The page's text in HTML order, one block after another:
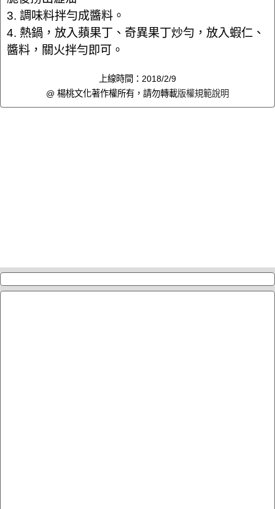
3. 調味料拌勻成醬料。
4. 熱鍋，放入蘋果丁、奇異果丁炒勻，放入蝦仁、
醬料，關火拌勻即可。
上線時間：2018/2/9
@ 楊桃文化著作權所有，請勿轉載版權規範說明